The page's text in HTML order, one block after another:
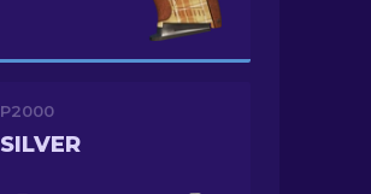
P2000
SILVER